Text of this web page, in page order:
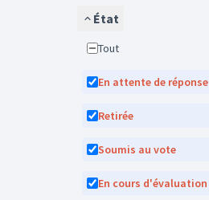
État
Tout
En attente de réponse
Retirée
Soumis au vote
En cours d'évaluation